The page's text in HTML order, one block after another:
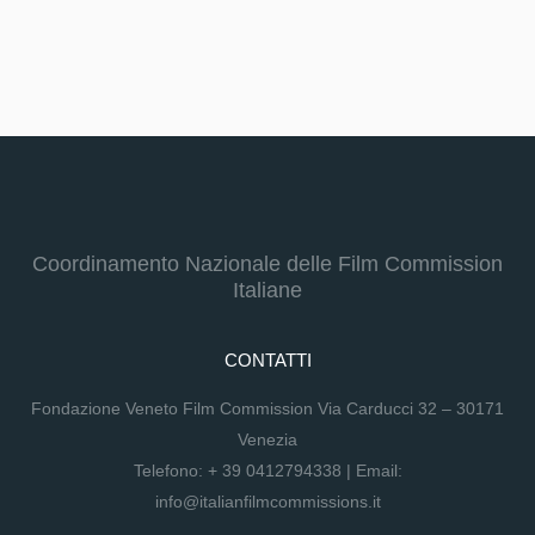
Coordinamento Nazionale delle Film Commission
Italiane
CONTATTI
Fondazione Veneto Film Commission Via Carducci 32 – 30171
Venezia
Telefono: + 39 0412794338 | Email:
info@italianfilmcommissions.it